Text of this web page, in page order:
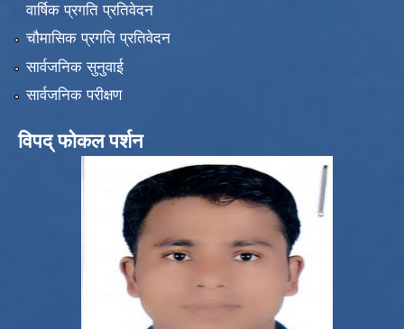
वार्षिक प्रगति प्रतिवेदन
चौमासिक प्रगति प्रतिवेदन
सार्वजनिक सुनुवाई
सार्वजनिक परीक्षण
विपद् फोकल पर्शन